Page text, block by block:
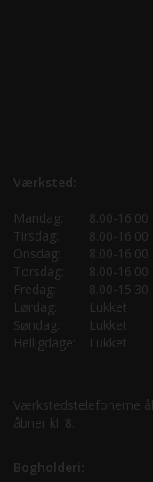
Værksted:
Mandag:
8.00-16.00
Tirsdag:
8.00-16.00
Onsdag:
8.00-16.00
Torsdag:
8.00-16.00
Fredag:
8.00-15.30
Lørdag:
Lukket
Søndag:
Lukket
Helligdage:
Lukket
Værkstedstelefonerne
åbner kl. 8.
Bogholderi: